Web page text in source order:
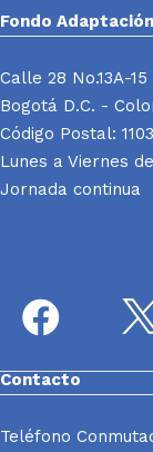
Fondo Adaptación
Calle 28 No.13A-15
Bogotá D.C. -
Código Postal:
Lunes a Viernes
Jornada continua
Contacto
Teléfono